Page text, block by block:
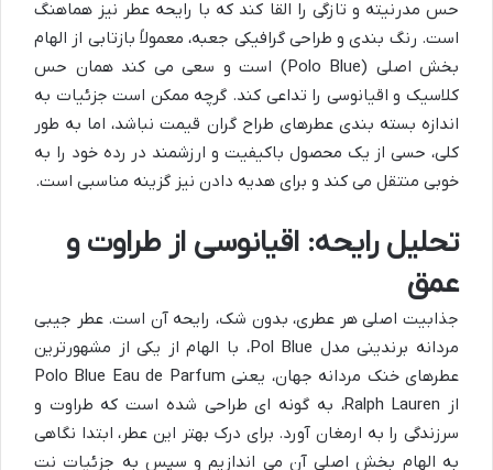
حس مدرنیته و تازگی را القا کند که با رایحه عطر نیز هماهنگ
است. رنگ بندی و طراحی گرافیکی جعبه، معمولاً بازتابی از الهام
بخش اصلی (Polo Blue) است و سعی می کند همان حس
کلاسیک و اقیانوسی را تداعی کند. گرچه ممکن است جزئیات به
اندازه بسته بندی عطرهای طراح گران قیمت نباشد، اما به طور
کلی، حسی از یک محصول باکیفیت و ارزشمند در رده خود را به
خوبی منتقل می کند و برای هدیه دادن نیز گزینه مناسبی است.
تحلیل رایحه: اقیانوسی از طراوت و
عمق
جذابیت اصلی هر عطری، بدون شک، رایحه آن است. عطر جیبی
مردانه برندینی مدل Pol Blue، با الهام از یکی از مشهورترین
عطرهای خنک مردانه جهان، یعنی Polo Blue Eau de Parfum
از Ralph Lauren، به گونه ای طراحی شده است که طراوت و
سرزندگی را به ارمغان آورد. برای درک بهتر این عطر، ابتدا نگاهی
به الهام بخش اصلی آن می اندازیم و سپس به جزئیات نت